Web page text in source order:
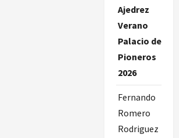
Ajedrez
Verano
Palacio de
Pioneros
2026
Fernando
Romero
Rodriguez